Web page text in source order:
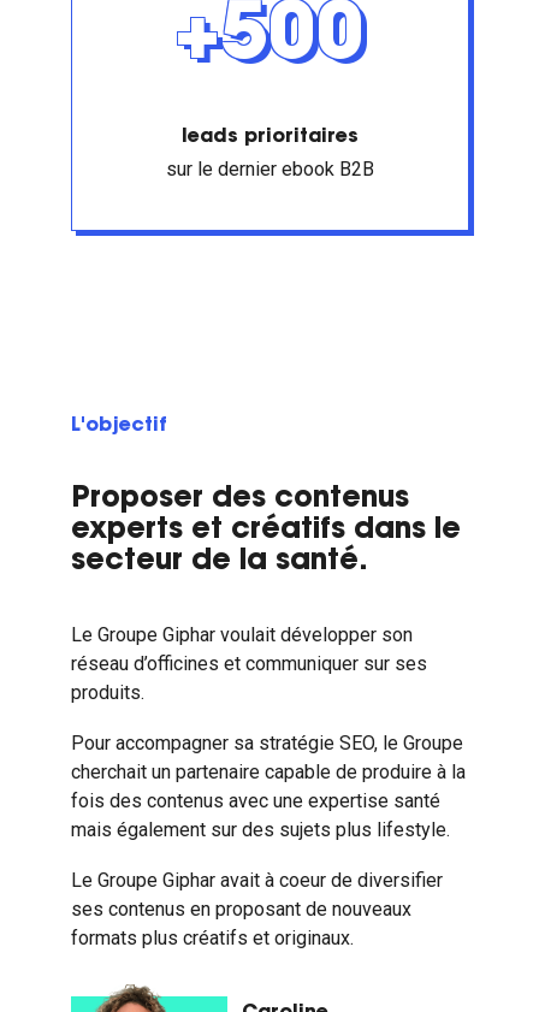
+500
leads prioritaires
sur le dernier ebook B2B
L'objectif
Proposer des contenus
experts et créatifs dans le
secteur de la santé.
Le Groupe Giphar voulait développer son
réseau d’officines et communiquer sur ses
produits.
Pour accompagner sa stratégie SEO, le Groupe
cherchait un partenaire capable de produire à la
fois des contenus avec une expertise santé
mais également sur des sujets plus lifestyle.
Le Groupe Giphar avait à coeur de diversifier
ses contenus en proposant de nouveaux
formats plus créatifs et originaux.